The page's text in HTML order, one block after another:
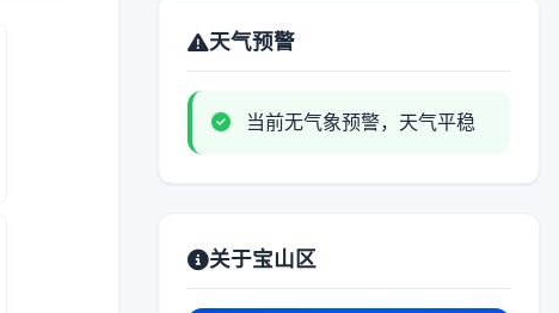
天气预警
当前无气象预警，天气平稳
关于宝山区